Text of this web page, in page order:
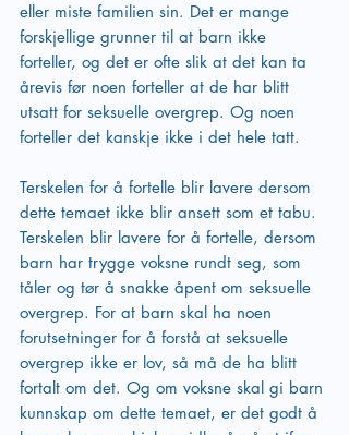
eller miste familien sin. Det er mange
forskjellige grunner til at barn ikke
forteller, og det er ofte slik at det kan ta
årevis før noen forteller at de har blitt
utsatt for seksuelle overgrep. Og noen
forteller det kanskje ikke i det hele tatt.
Terskelen for å fortelle blir lavere dersom
dette temaet ikke blir ansett som et tabu.
Terskelen blir lavere for å fortelle, dersom
barn har trygge voksne rundt seg, som
tåler og tør å snakke åpent om seksuelle
overgrep. For at barn skal ha noen
forutsetninger for å forstå at seksuelle
overgrep ikke er lov, så må de ha blitt
fortalt om det. Og om voksne skal gi barn
kunnskap om dette temaet, er det godt å